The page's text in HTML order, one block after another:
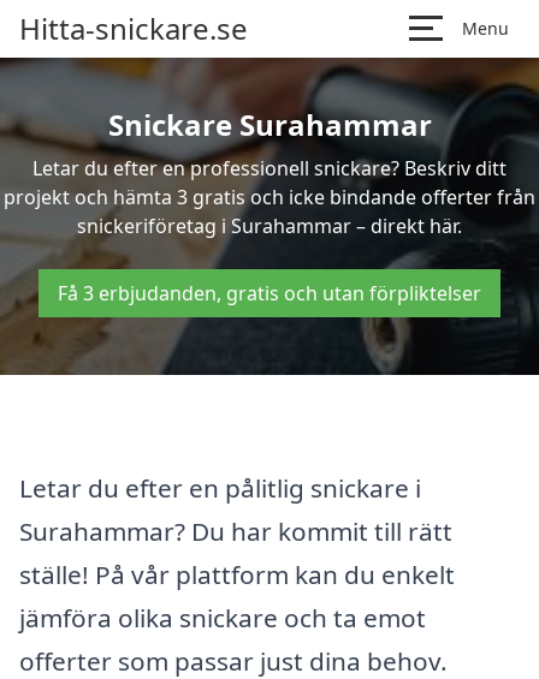
Hitta-snickare.se Menu
Snickare Surahammar
Letar du efter en professionell snickare? Beskriv ditt
projekt och hämta 3 gratis och icke bindande offerter från
snickeriföretag i Surahammar – direkt här.
Få 3 erbjudanden, gratis och utan förpliktelser
Letar du efter en pålitlig snickare i
Surahammar? Du har kommit till rätt
ställe! På vår plattform kan du enkelt
jämföra olika snickare och ta emot
offerter som passar just dina behov.